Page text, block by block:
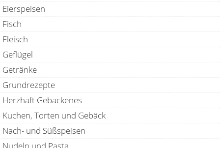
Eierspeisen
Fisch
Fleisch
Geflügel
Getränke
Grundrezepte
Herzhaft Gebackenes
Kuchen, Torten und Gebäck
Nach- und Süßspeisen